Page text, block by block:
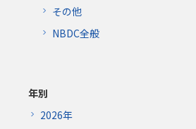
その他
NBDC全般
年別
2026年